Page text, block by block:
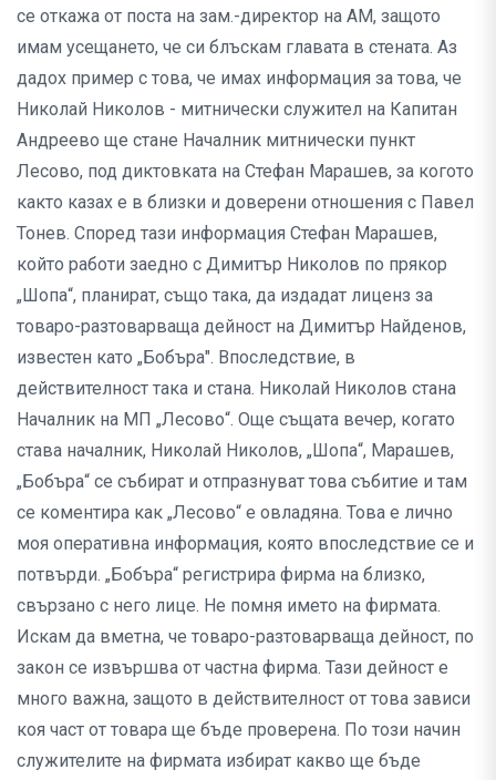
се откажа от поста на зам.-директор на АМ, защото
имам усещането, че си блъскам главата в стената. Аз
дадох пример с това, че имах информация за това, че
Николай Николов - митнически служител на Капитан
Андреево ще стане Началник митнически пункт
Лесово, под диктовката на Стефан Марашев, за когото
както казах е в близки и доверени отношения с Павел
Тонев. Според тази информация Стефан Марашев,
който работи заедно с Димитър Николов по прякор
„Шопа“, планират, също така, да издадат лиценз за
товаро-разтоварваща дейност на Димитър Найденов,
известен като „Бобъра". Впоследствие, в
действителност така и стана. Николай Николов стана
Началник на МП „Лесово“. Още същата вечер, когато
става началник, Николай Николов, „Шопа“, Марашев,
„Бобъра“ се събират и отпразнуват това събитие и там
се коментира как „Лесово“ е овладяна. Това е лично
моя оперативна информация, която впоследствие се и
потвърди. „Бобъра“ регистрира фирма на близко,
свързано с него лице. Не помня името на фирмата.
Искам да вметна, че товаро-разтоварваща дейност, по
закон се извършва от частна фирма. Тази дейност е
много важна, защото в действителност от това зависи
коя част от товара ще бъде проверена. По този начин
служителите на фирмата избират какво ще бъде